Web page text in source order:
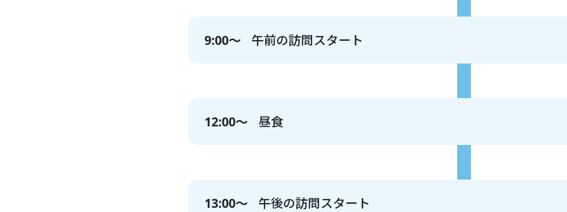
9:00～ 午前の訪問スタート
12:00～ 昼食
13:00～ 午後の訪問スタート